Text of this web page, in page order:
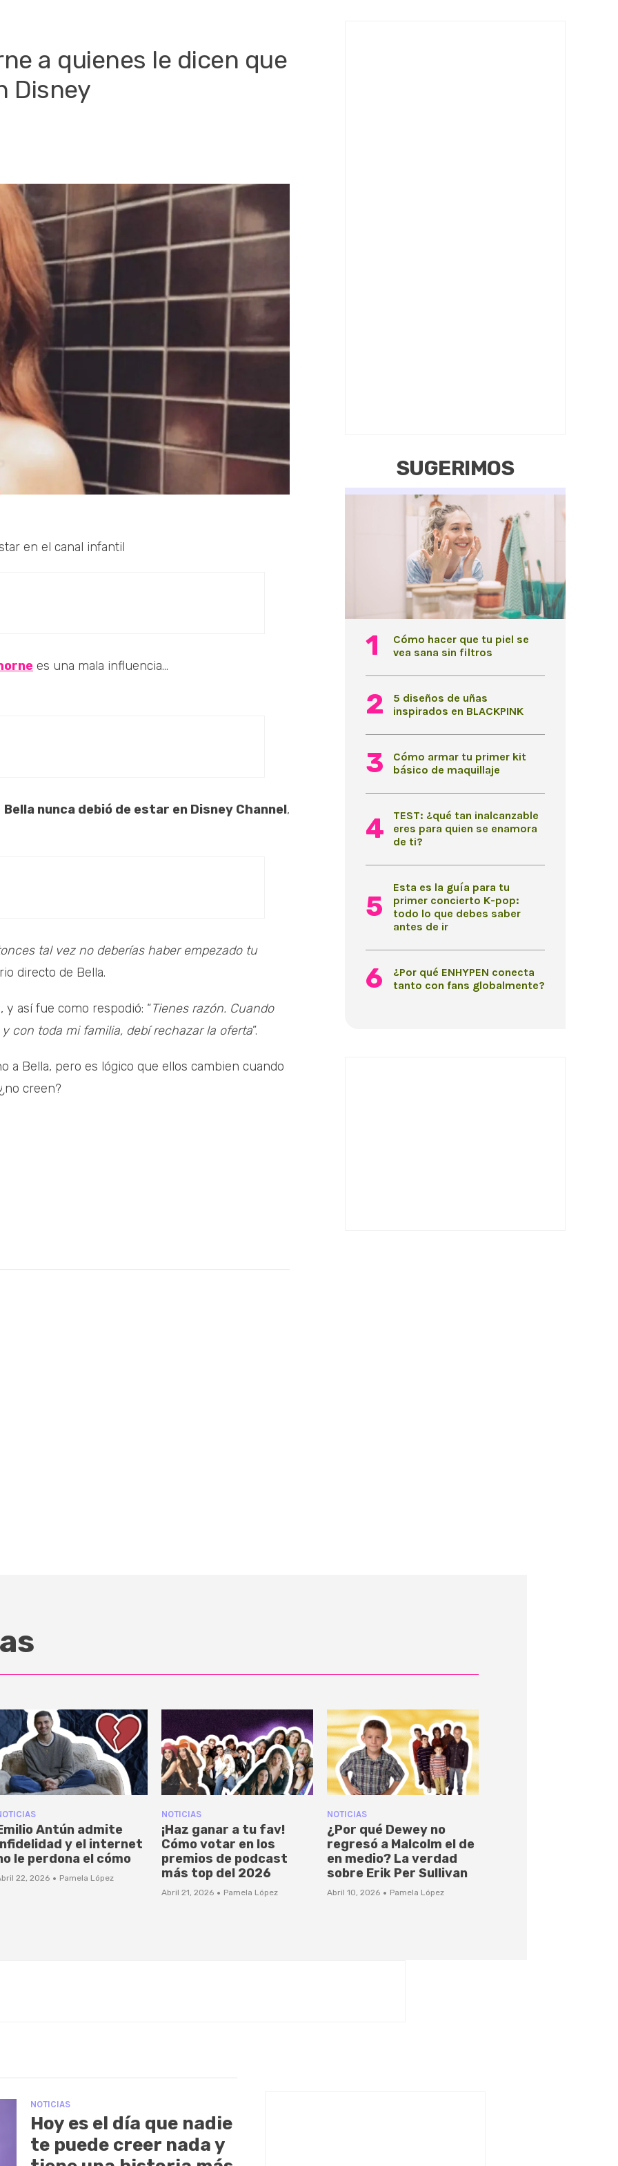
a quienes le dicen que
Disney
en el canal infantil
es una mala influencia...
Bella nunca debió de estar en Disney Channel,
tal vez no deberías haber empezado tu
directo de Bella.
y así fue como respodió: “Tienes razón. Cuando
con toda mi familia, debí rechazar la oferta”.
a Bella, pero es lógico que ellos cambien cuando
creen?
SUGERIMOS
Cómo hacer que tu piel se
vea sana sin filtros
5 diseños de uñas
inspirados en BLACKPINK
Cómo armar tu primer kit
básico de maquillaje
TEST: ¿qué tan inalcanzable
eres para quien se enamora
de ti?
Esta es la guía para tu
primer concierto K-pop:
todo lo que debes saber
antes de ir
¿Por qué ENHYPEN conecta
tanto con fans globalmente?
Antún admite
y el internet
le perdona el cómo
22, 2026 · Pamela López
NOTICIAS
¡Haz ganar a tu fav!
Cómo votar en los
premios de podcast
más top del 2026
Abril 21, 2026 · Pamela López
NOTICIAS
¿Por qué Dewey no
regresó a Malcolm el de
en medio? La verdad
sobre Erik Per Sullivan
Abril 10, 2026 · Pamela López
NOTICIAS
Hoy es el día que nadie
te puede creer nada y